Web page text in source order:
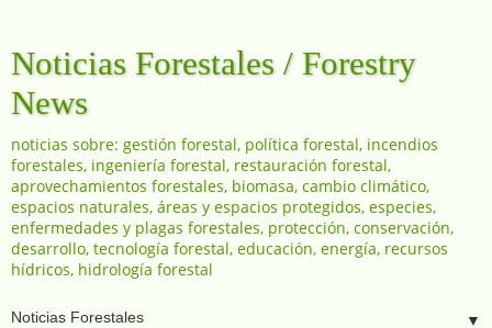
Noticias Forestales / Forestry
News
noticias sobre: gestión forestal, política forestal, incendios
forestales, ingeniería forestal, restauración forestal,
aprovechamientos forestales, biomasa, cambio climático,
espacios naturales, áreas y espacios protegidos, especies,
enfermedades y plagas forestales, protección, conservación,
desarrollo, tecnología forestal, educación, energía, recursos
hídricos, hidrología forestal
▼